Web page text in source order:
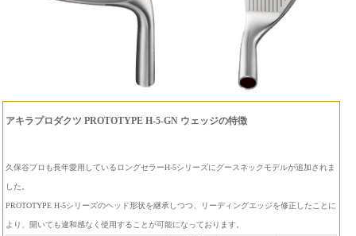
アキラプロダクツ PROTOTYPE H-5-GN ウェッジの特徴
久保谷プロも長年愛用しているロングセラーH-5シリーズにグースネックモデルが追加されま
した。
PROTOTYPE H-5シリーズのヘッド形状を継承しつつ、リーディングエッジを修正したことに
より、開いても違和感なく使用することが可能になっております。